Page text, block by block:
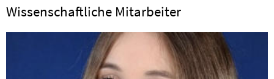
Wissenschaftliche Mitarbeiter